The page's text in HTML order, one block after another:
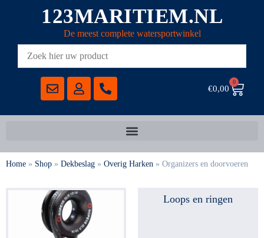
123MARITIEM.NL
De meest complete watersportwinkel
€0,00
0
Home » Shop » Dekbeslag » Overig Harken » Organizers en doorvoeren
Loops en ringen